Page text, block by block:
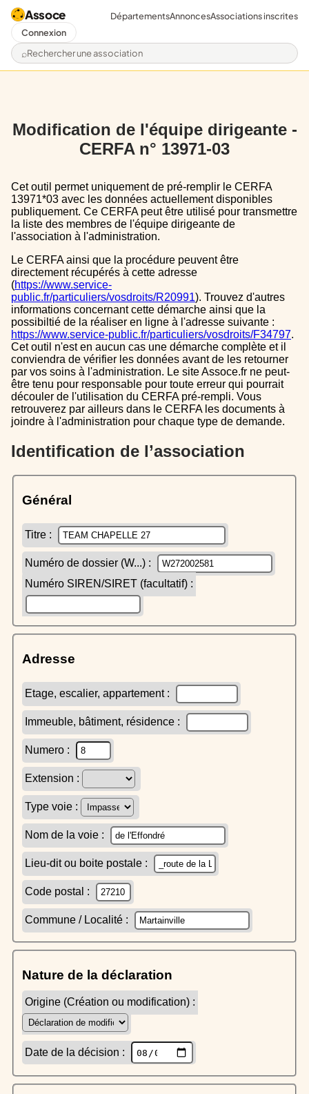
Assoce
Rechercher une association
DépartementsAnnoncesAssociations inscrites
Connexion
Modification de l'équipe dirigeante -
CERFA n° 13971-03
Cet outil permet uniquement de pré-remplir le CERFA
13971*03 avec les données actuellement disponibles
publiquement. Ce CERFA peut être utilisé pour transmettre
la liste des membres de l'équipe dirigeante de
l'association à l'administration.
Le CERFA ainsi que la procédure peuvent être
directement récupérés à cette adresse
(https://www.service-
public.fr/particuliers/vosdroits/R20991). Trouvez d'autres
informations concernant cette démarche ainsi que la
possibiltié de la réaliser en ligne à l'adresse suivante :
https://www.service-public.fr/particuliers/vosdroits/F34797.
Cet outil n'est en aucun cas une démarche complète et il
conviendra de vérifier les données avant de les retourner
par vos soins à l'administration. Le site Assoce.fr ne peut-
être tenu pour responsable pour toute erreur qui pourrait
découler de l'utilisation du CERFA pré-rempli. Vous
retrouverez par ailleurs dans le CERFA les documents à
joindre à l'administration pour chaque type de demande.
Identification de l’association
Général
Titre :
Numéro de dossier (W...) :
Numéro SIREN/SIRET (facultatif) :
Adresse
Etage, escalier, appartement :
Immeuble, bâtiment, résidence :
Numero :
Extension :
Type voie :
Nom de la voie :
Lieu-dit ou boite postale :
Code postal :
Commune / Localité :
Nature de la déclaration
Origine (Création ou modification) :
Date de la décision :